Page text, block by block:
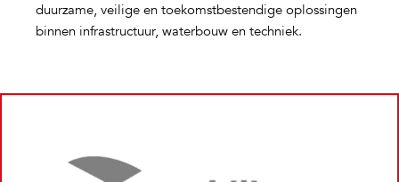
duurzame, veilige en toekomstbestendige oplossingen
binnen infrastructuur, waterbouw en techniek.